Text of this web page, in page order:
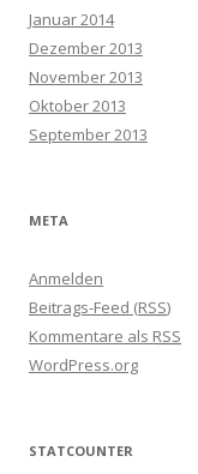
Januar 2014
Dezember 2013
November 2013
Oktober 2013
September 2013
META
Anmelden
Beitrags-Feed (RSS)
Kommentare als RSS
WordPress.org
STATCOUNTER